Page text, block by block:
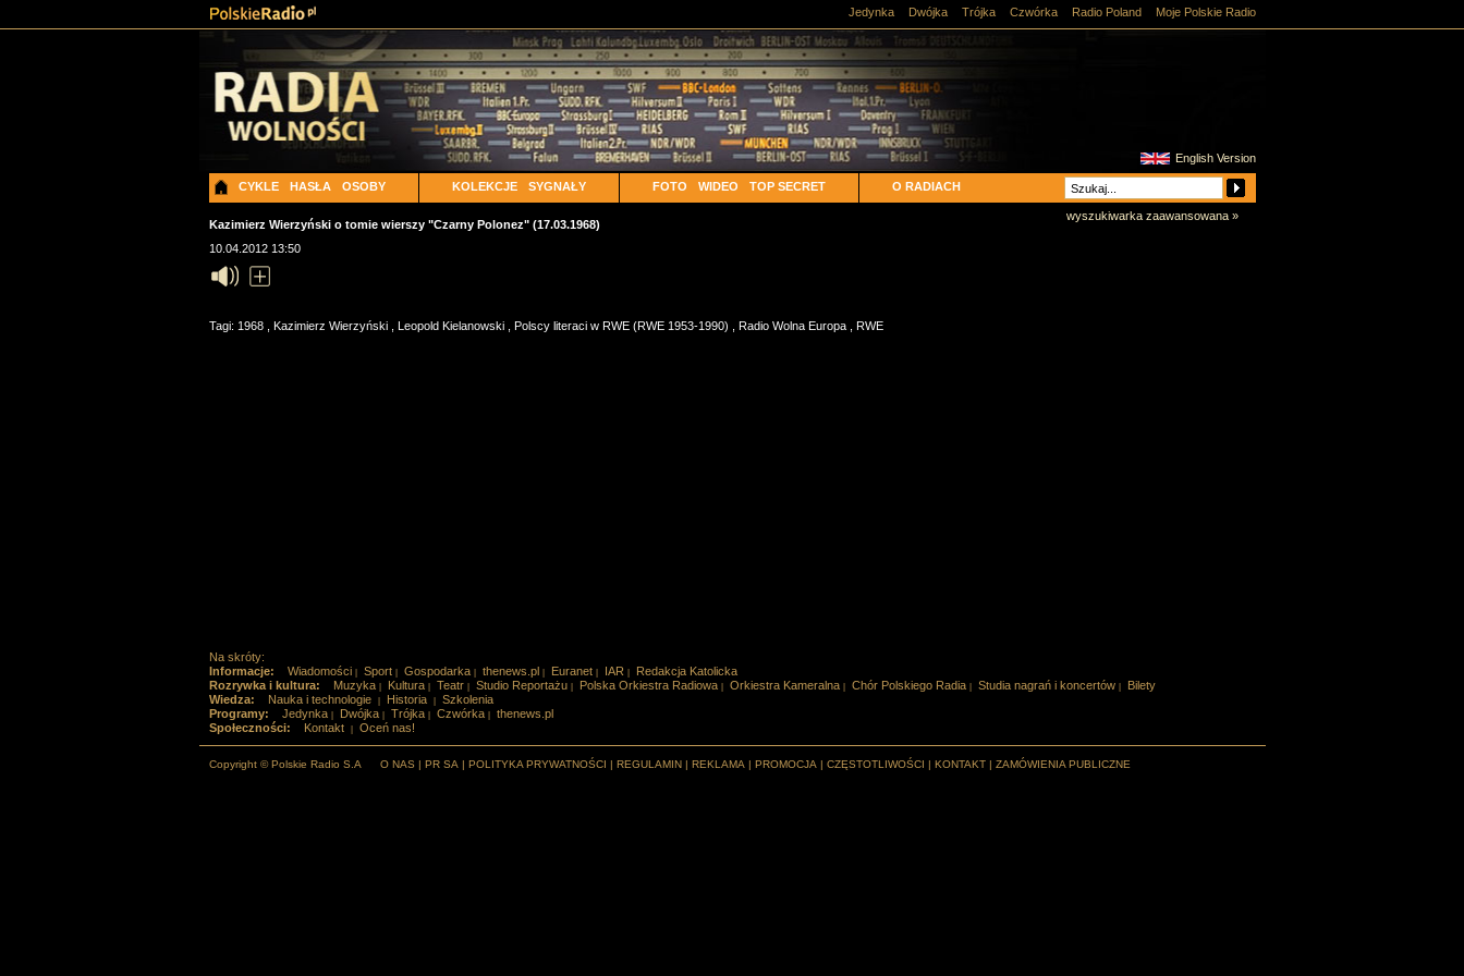
Jedynka Dwójka Trójka Czwórka Radio Poland Moje Polskie Radio
English Version
CYKLE HASŁA OSOBY KOLEKCJE SYGNAŁY FOTO WIDEO TOP SECRET O RADIACH
wyszukiwarka zaawansowana »
Kazimierz Wierzyński o tomie wierszy "Czarny Polonez" (17.03.1968)
10.04.2012 13:50
Tagi: 1968 Kazimierz Wierzyński Leopold Kielanowski Polscy literaci w RWE (RWE 1953-1990) Radio Wolna Europa RWE
Na skróty:
Informacje:
Wiadomości Sport Gospodarka thenews.pl Euranet IAR
Redakcja Katolicka
Rozrywka i kultura:
Muzyka Kultura Teatr Studio Reportażu Polska Orkiestra Radiowa Orkiestra Kameralna Chór Polskiego Radia Studia nagrań i koncertów
Bilety
Wiedza:
Nauka i technologie Historia
Szkolenia
Programy:
Jedynka Dwójka Trójka Czwórka
thenews.pl
Społeczności:
Kontakt Oceń nas!
Copyright © Polskie Radio S.A O NAS | PR SA | POLITYKA PRYWATNOŚCI | REGULAMIN | REKLAMA | PROMOCJA | CZĘSTOTLIWOŚCI | KONTAKT | ZAMÓWIENIA PUBLICZNE